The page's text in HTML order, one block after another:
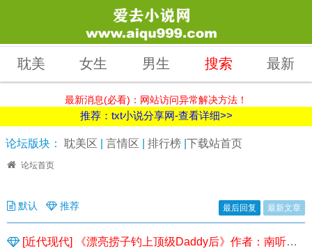
耽美 女生 男生 搜索 最新
最新消息(必看)：网站访问异常解决方法！
推荐：txt小说分享网-查看详细>>
论坛版块： 耽美区 言情区 排行榜 下载站首页
论坛首页
默认 推荐 最后回复 最新文章
[近代现代] 《漂亮捞子钓上顶级Daddy后》作者：南听北遥【完结】